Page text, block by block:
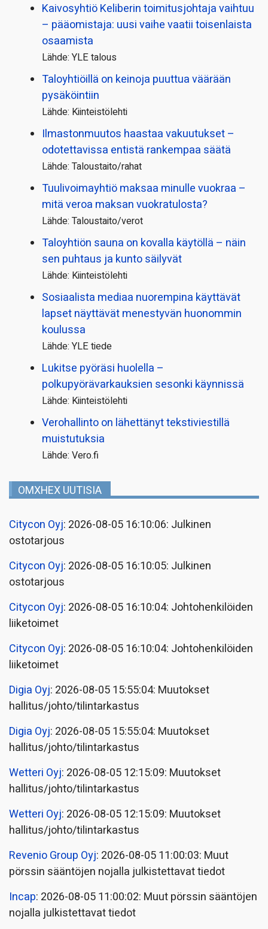
Kaivosyhtiö Keliberin toimitusjohtaja vaihtuu
– pääomistaja: uusi vaihe vaatii toisenlaista
osaamista
Lähde: YLE talous
Taloyhtiöillä on keinoja puuttua väärään
pysäköintiin
Lähde: Kiinteistölehti
Ilmastonmuutos haastaa vakuutukset –
odotettavissa entistä rankempaa säätä
Lähde: Taloustaito/rahat
Tuulivoimayhtiö maksaa minulle vuokraa –
mitä veroa maksan vuokratulosta?
Lähde: Taloustaito/verot
Taloyhtiön sauna on kovalla käytöllä – näin
sen puhtaus ja kunto säilyvät
Lähde: Kiinteistölehti
Sosiaalista mediaa nuorempina käyttävät
lapset näyttävät menestyvän huonommin
koulussa
Lähde: YLE tiede
Lukitse pyöräsi huolella –
polkupyörävarkauksien sesonki käynnissä
Lähde: Kiinteistölehti
Verohallinto on lähettänyt tekstiviestillä
muistutuksia
Lähde: Vero.fi
OMXHEX UUTISIA
Citycon Oyj: 2026-08-05 16:10:06: Julkinen
ostotarjous
Citycon Oyj: 2026-08-05 16:10:05: Julkinen
ostotarjous
Citycon Oyj: 2026-08-05 16:10:04: Johtohenkilöiden
liiketoimet
Citycon Oyj: 2026-08-05 16:10:04: Johtohenkilöiden
liiketoimet
Digia Oyj: 2026-08-05 15:55:04: Muutokset
hallitus/johto/tilintarkastus
Digia Oyj: 2026-08-05 15:55:04: Muutokset
hallitus/johto/tilintarkastus
Wetteri Oyj: 2026-08-05 12:15:09: Muutokset
hallitus/johto/tilintarkastus
Wetteri Oyj: 2026-08-05 12:15:09: Muutokset
hallitus/johto/tilintarkastus
Revenio Group Oyj: 2026-08-05 11:00:03: Muut
pörssin sääntöjen nojalla julkistettavat tiedot
Incap: 2026-08-05 11:00:02: Muut pörssin sääntöjen
nojalla julkistettavat tiedot